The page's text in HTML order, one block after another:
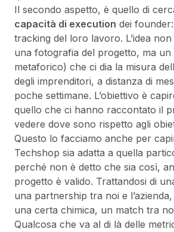
Il secondo aspetto, è quello di
capacità di execution dei founder:
tracking del loro lavoro. L’idea
una fotografia del progetto, ma un
metaforico) che ci dia la misura
degli imprenditori, a distanza di
poche settimane. L’obiettivo è
quello che ci hanno raccontato il
vedere dove sono rispetto agli
Questo lo facciamo anche per
Techshop sia adatta a quella
perché non è detto che sia così,
progetto è valido. Trattandosi di
una partnership tra noi e
una certa chimica, un match tra
Qualcosa che va al di là delle